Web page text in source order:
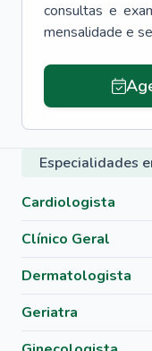
consultas e
mensalidade e
Especialidades
Cardiologista
Clínico Geral
Dermatologista
Geriatra